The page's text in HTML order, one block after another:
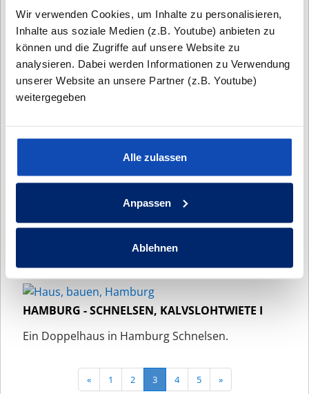
Wir verwenden Cookies, um Inhalte zu personalisieren,
Inhalte aus soziale Medien (z.B. Youtube) anbieten zu
können und die Zugriffe auf unsere Website zu
analysieren. Dabei werden Informationen zu Verwendung
unserer Website an unsere Partner (z.B. Youtube)
weitergegeben
Alle zulassen
Anpassen
Ablehnen
HAMBURG - NIENDORF, STEENDAMMSWISCH DH
Ein Doppelhaus im toskanischen Stil mit
Putzfassade.
HAMBURG-RISSEN, HEXENTWIETE
Ein modernes Doppelhaus im toskanischen Stil
ELLERBEK - ELLERBUSCH
HAMBURG - SCHNELSEN, KALVSLOHTWIETE I
Ein Doppelhaus in Hamburg Schnelsen.
« 1 2 3 4 5 »